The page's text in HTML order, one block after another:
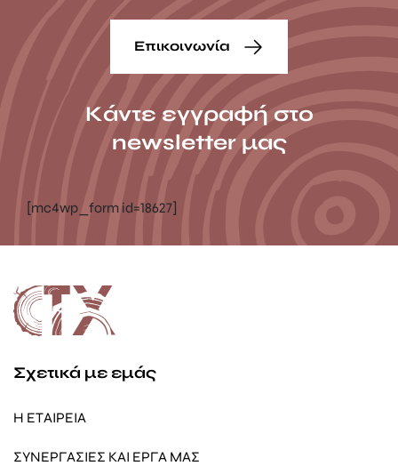
Επικοινωνία
Κάντε εγγραφή στο
newsletter μας
[mc4wp_form id=18627]
Σχετικά με εμάς
Η ΕΤΑΙΡΕΙΑ
ΣΥΝΕΡΓΑΣΙΕΣ ΚΑΙ ΕΡΓΑ ΜΑΣ